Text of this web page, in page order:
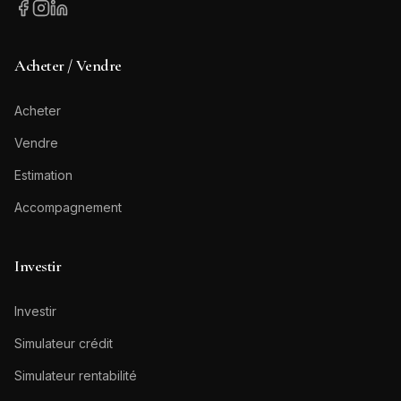
Acheter / Vendre
Acheter
Vendre
Estimation
Accompagnement
Investir
Investir
Simulateur crédit
Simulateur rentabilité